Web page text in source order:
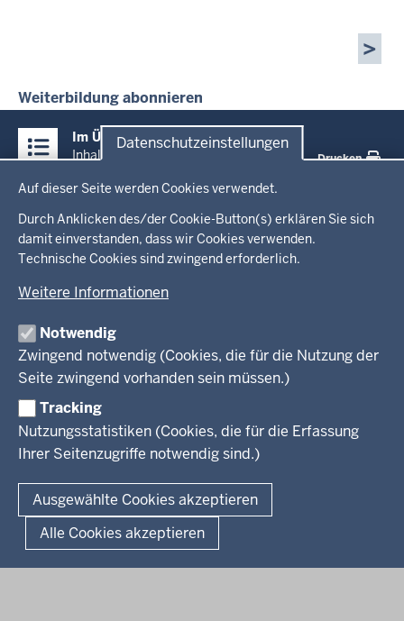
Datenschutzeinstellungen
Auf dieser Seite werden Cookies verwendet.
Durch Anklicken des/der Cookie-Button(s) erklären Sie sich
damit einverstanden, dass wir Cookies verwenden.
Technische Cookies sind zwingend erforderlich.
Weitere Informationen
Notwendig
Zwingend notwendig (Cookies, die für die Nutzung der
Seite zwingend vorhanden sein müssen.)
Tracking
Nutzungsstatistiken (Cookies, die für die Erfassung
Ihrer Seitenzugriffe notwendig sind.)
Ausgewählte Cookies akzeptieren
Alle Cookies akzeptieren
Weiterbildung abonnieren
Inhalte
Im Überblick
Inhalt
Drucken
Menü
in
der
Fußzeile
Startseite
Ministerium
Leitung des Hauses
Organisation
Arbeitgeber Ministerium
Rechtsgrundlagen
Kultur
Wissenschaft, Forschung, Lehre und Studium
Presse
Service
Kontakt
Fußzeile
Datenschutz Erklärung zur Barrierefreiheit